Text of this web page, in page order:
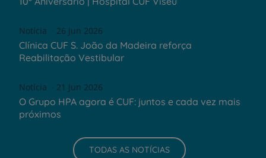
Notícia 26 Jun 2026
Clínica CUF S. João da Madeira reforça
Reabilitação Vestibular
Notícia 21 Jun 2026
O Grupo HPA agora é CUF: juntos e cada vez mais
próximos
TODAS AS NOTÍCIAS